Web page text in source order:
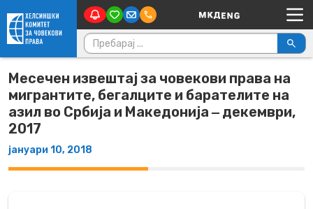
Skip to content Main Navigation
Пребарувај за:
Месечен извештај за човекови права на
мигрантите, бегалците и барателите на
азил во Србија и Македонија ‒ декември,
2017
јануари 10, 2018